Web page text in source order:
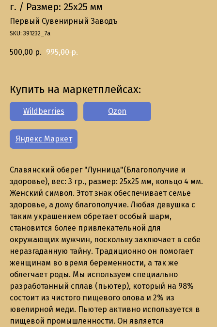
г. / Размер: 25х25 мм
Первый Сувенирный Заводъ
SKU: 391232_7а
500,00 р. 995,00 р.
Купить на маркетплейсах:
Wildberries Ozon
Яндекс Маркет
Славянский оберег "Лунница"(Благополучие и
здоровье), вес: 3 гр., размер: 25х25 мм, кольцо 4 мм.
Женский символ. Этот знак обеспечивает семье
здоровье, а дому благополучие. Любая девушка с
таким украшением обретает особый шарм,
становится более привлекательной для
окружающих мужчин, поскольку заключает в себе
неразгаданную тайну. Традиционно он помогает
женщинам во время беременности, а так же
облегчает роды. Мы используем специально
разработанный сплав (пьютер), который на 98%
состоит из чистого пищевого олова и 2% из
ювелирной меди. Пьютер активно используется в
пищевой промышленности. Он является